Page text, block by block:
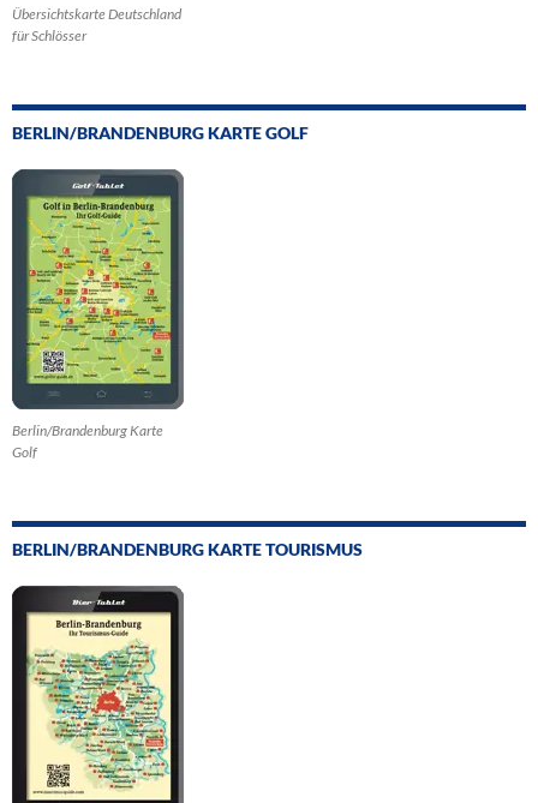
Übersichtskarte Deutschland
für Schlösser
BERLIN/BRANDENBURG KARTE GOLF
Berlin/Brandenburg Karte
Golf
BERLIN/BRANDENBURG KARTE TOURISMUS